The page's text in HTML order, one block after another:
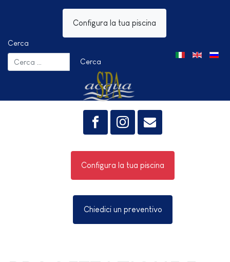
Configura la tua piscina
Cerca
Cerca
Seleziona la tua
Configura la tua piscina
Chiedici un preventivo